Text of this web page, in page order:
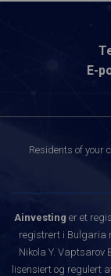
E-
Residents of your
Ainvesting er et
registrert i Bulgaria
Nikola Y. Vaptsarov
lisensiert og regulert